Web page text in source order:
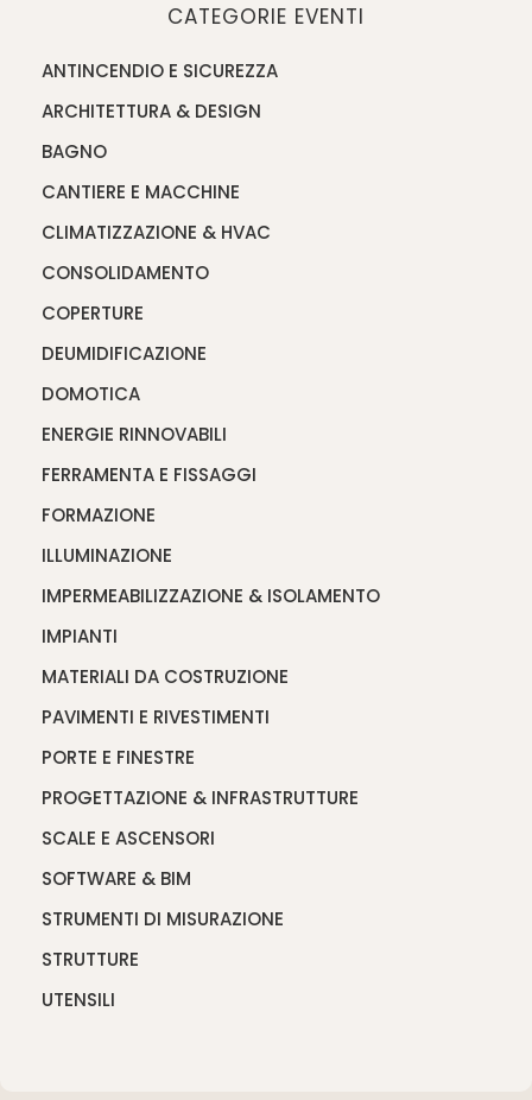
CATEGORIE EVENTI
ANTINCENDIO E SICUREZZA
ARCHITETTURA & DESIGN
BAGNO
CANTIERE E MACCHINE
CLIMATIZZAZIONE & HVAC
CONSOLIDAMENTO
COPERTURE
DEUMIDIFICAZIONE
DOMOTICA
ENERGIE RINNOVABILI
FERRAMENTA E FISSAGGI
FORMAZIONE
ILLUMINAZIONE
IMPERMEABILIZZAZIONE & ISOLAMENTO
IMPIANTI
MATERIALI DA COSTRUZIONE
PAVIMENTI E RIVESTIMENTI
PORTE E FINESTRE
PROGETTAZIONE & INFRASTRUTTURE
SCALE E ASCENSORI
SOFTWARE & BIM
STRUMENTI DI MISURAZIONE
STRUTTURE
UTENSILI